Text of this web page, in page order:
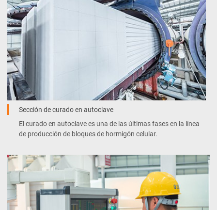
Sección de curado en autoclave
El curado en autoclave es una de las últimas fases en la línea
de producción de bloques de hormigón celular.